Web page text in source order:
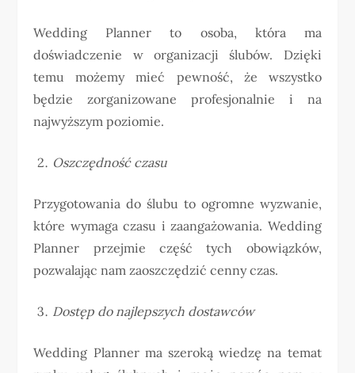
Wedding Planner to osoba, która ma
doświadczenie w organizacji ślubów. Dzięki
temu możemy mieć pewność, że wszystko
będzie zorganizowane profesjonalnie i na
najwyższym poziomie.
Oszczędność czasu
Przygotowania do ślubu to ogromne wyzwanie,
które wymaga czasu i zaangażowania. Wedding
Planner przejmie część tych obowiązków,
pozwalając nam zaoszczędzić cenny czas.
Dostęp do najlepszych dostawców
Wedding Planner ma szeroką wiedzę na temat